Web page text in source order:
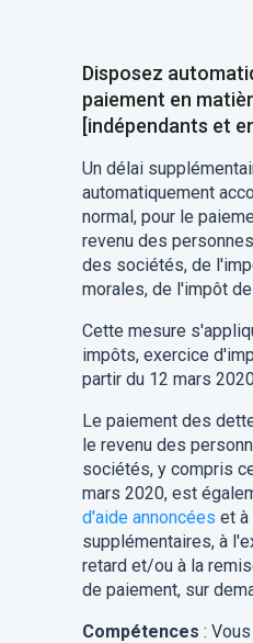
Disposez
paiement en
[indépendants et
Un délai
automatiquement
normal, pour le
revenu des
des sociétés, de
morales, de l'impôt
Cette mesure
impôts, exercice
partir du 12 mars
Le paiement des
le revenu des
sociétés, y compris
mars 2020, est
d'aide annoncées et
supplémentaires, à
retard et/ou à la
de paiement, sur
Compétences :